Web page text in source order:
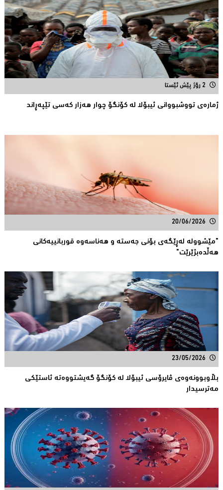
2 رۆژ پێش ئێستا
ژمارەی تووشبووانی ئیبۆلا لە كۆنگۆ چوار هەزار كەسى تێپەڕاند
20/06/2026
"مێشوولە لەڕێگەی بۆنی جەستە و هەناسەوە قوربانییەكانی
هەڵدەبژێرێت"
23/05/2026
بڵاوبوونەوەى ڤایرۆسی ئیبۆلا لە كۆنگۆ گەیشتووەتە ئاستێكی
مەترسیدار